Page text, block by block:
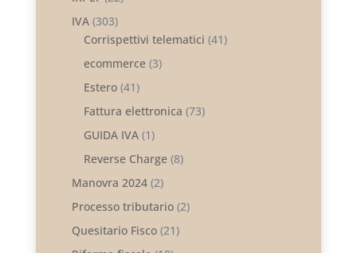
IVA(303)
Corrispettivi telematici (41)
ecommerce(3)
Estero(41)
Fattura elettronica (73)
GUIDA IVA(1)
Reverse Charge(8)
Manovra 2024(2)
Processo tributario(2)
Quesitario Fisco(21)